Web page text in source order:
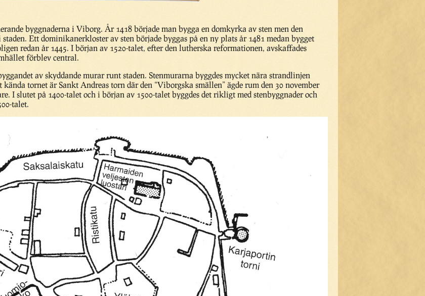
byggnaderna i Viborg. År 1418 började man bygga en domkyrka av sten men den
Ett dominikanerkloster av sten började byggas på en ny plats år 1481 medan bygget
redan år 1445. I början av 1520-talet, efter den lutherska reformationen, avskaffades
förblev central.
av skyddande murar runt staden. Stenmurarna byggdes mycket nära strandlinjen
kända tornet är Sankt Andreas torn där den “Viborgska smällen” ägde rum den 30 november
I slutet på 1400-talet och i början av 1500-talet byggdes det rikligt med stenbyggnader och
talet.